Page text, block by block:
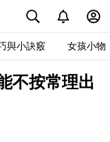
與小訣竅 女孩小物
不按常理出